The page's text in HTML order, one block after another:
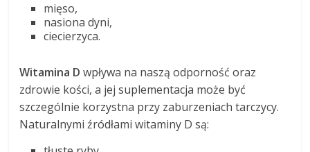
mięso,
nasiona dyni,
ciecierzyca.
Witamina D wpływa na naszą odporność oraz
zdrowie kości, a jej suplementacja może być
szczególnie korzystna przy zaburzeniach tarczycy.
Naturalnymi źródłami witaminy D są: